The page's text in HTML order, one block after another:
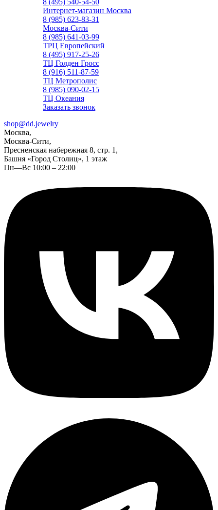
8 (495) 540-54-50
Интернет-магазин Москва
8 (985) 623-83-31
Москва-Сити
8 (985) 641-03-99
ТРЦ Европейский
8 (495) 917-25-26
ТЦ Голден Гросс
8 (916) 511-87-59
ТЦ Метрополис
8 (985) 090-02-15
ТЦ Океания
Заказать звонок
shop@dd.jewelry
Москва,
Москва-Сити,
Пресненская набережная 8, стр. 1,
Башня «Город Столиц», 1 этаж
Пн—Вс 10:00 – 22:00